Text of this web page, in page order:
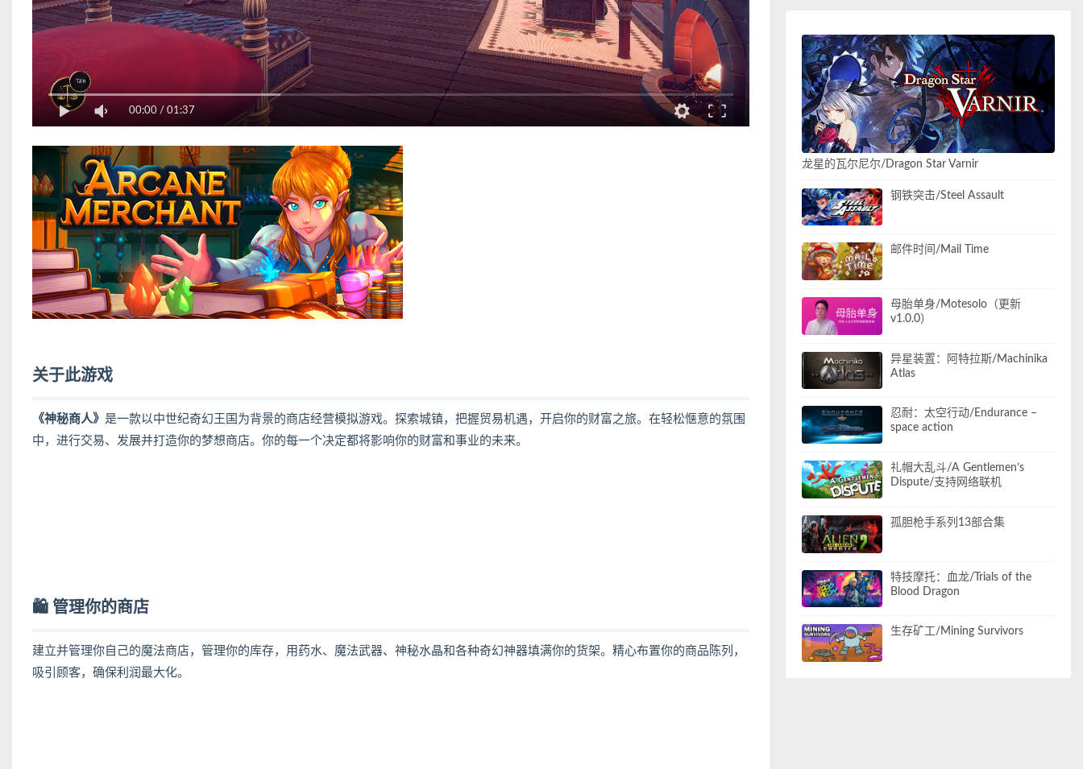
00:00 / 01:37
关于此游戏
《神秘商人》 是一款以中世纪奇幻王国为背景的商店经营模拟游戏。探索城镇，把握贸易机遇，开启你的财富之旅。在轻松惬意的氛围
中，进行交易、发展并打造你的梦想商店。你的每一个决定都将影响你的财富和事业的未来。
🛍️ 管理你的商店
建立并管理你自己的魔法商店，管理你的库存，用药水、魔法武器、神秘水晶和各种奇幻神器填满你的货架。精心布置你的商品陈列，
吸引顾客，确保利润最大化。
龙星的瓦尔尼尔/Dragon Star Varnir
钢铁突击/Steel Assault
邮件时间/Mail Time
母胎单身/Motesolo（更新
v1.0.0）
异星装置：阿特拉斯/Machinika
Atlas
忍耐：太空行动/Endurance –
space action
礼帽大乱斗/A Gentlemen’s
Dispute/支持网络联机
孤胆枪手系列13部合集
特技摩托：血龙/Trials of the
Blood Dragon
生存矿工/Mining Survivors